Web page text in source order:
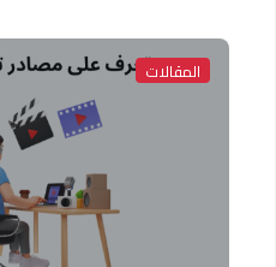
المقالات